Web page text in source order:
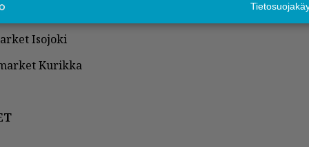
Jur­va
Iso­jo­ki
Ku­rik­ka